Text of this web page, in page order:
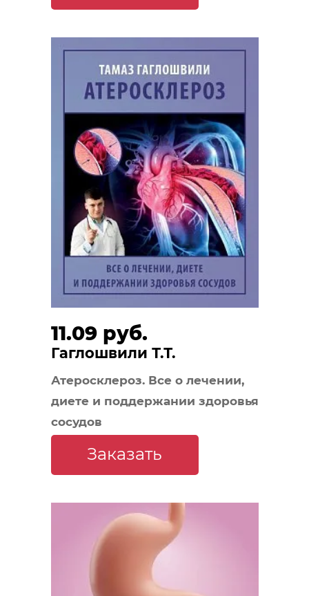
11.09 руб.
Гаглошвили Т.Т.
Атеросклероз. Все о лечении,
диете и поддержании здоровья
сосудов
Заказать